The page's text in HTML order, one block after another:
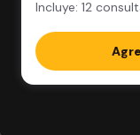
Incluye: 12